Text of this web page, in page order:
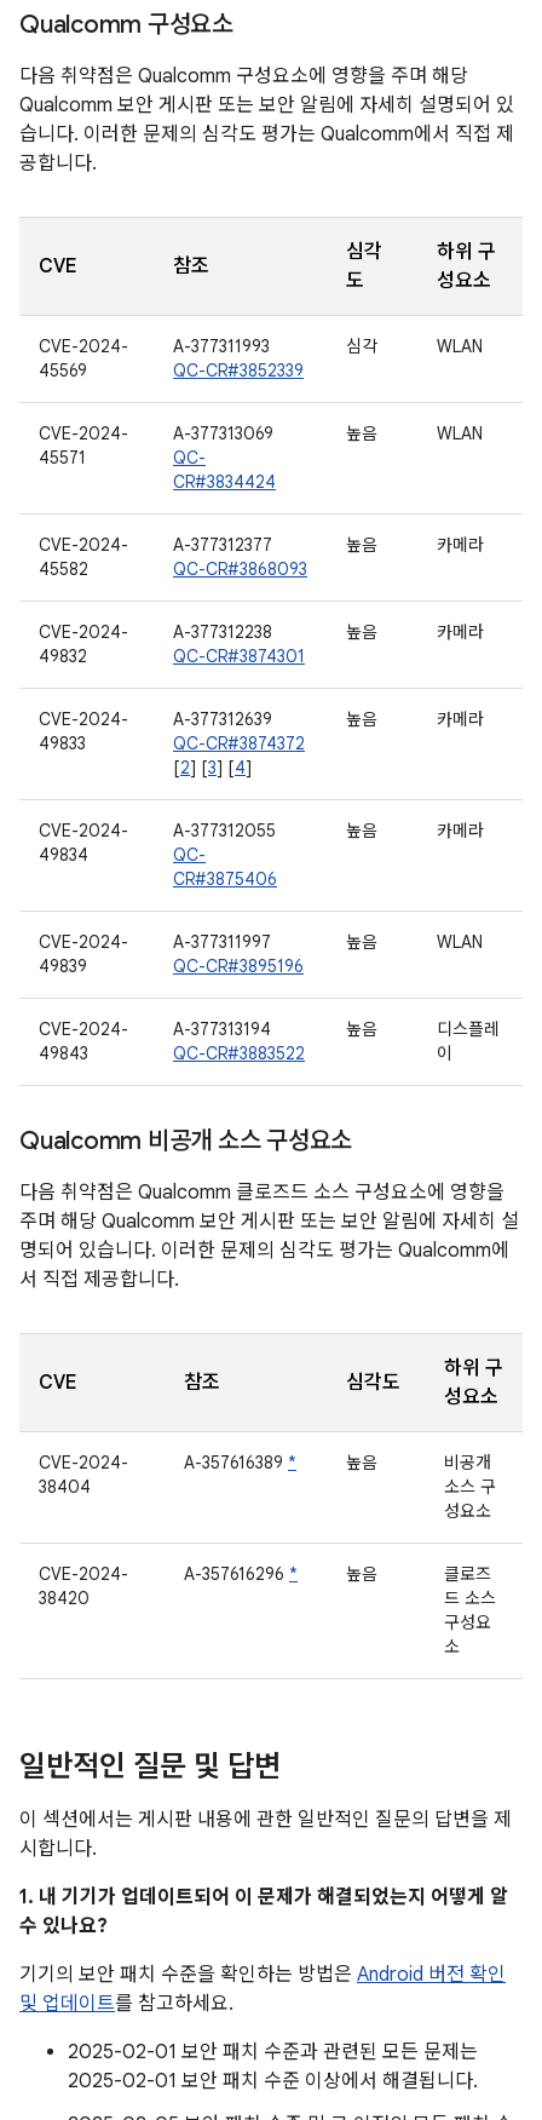
Qualcomm 구성요소
다음 취약점은 Qualcomm 구성요소에 영향을 주며 해당
Qualcomm 보안 게시판 또는 보안 알림에 자세히 설명되어 있
습니다. 이러한 문제의 심각도 평가는 Qualcomm에서 직접 제
공합니다.
CVE 참조
심각
도
하위 구
성요소
CVE-2024-
45569
A-377311993
QC-CR#3852339
심각 WLAN
CVE-2024-
45571
A-377313069
QC-
CR#3834424
높음 WLAN
CVE-2024-
45582
A-377312377
QC-CR#3868093
높음 카메라
CVE-2024-
49832
A-377312238
QC-CR#3874301
높음 카메라
CVE-2024-
49833
A-377312639
QC-CR#3874372
[2] [3] [4]
높음 카메라
CVE-2024-
49834
A-377312055
QC-
CR#3875406
높음 카메라
CVE-2024-
49839
A-377311997
QC-CR#3895196
높음 WLAN
CVE-2024-
49843
A-377313194
QC-CR#3883522
높음
디스플레
이
Qualcomm 비공개 소스 구성요소
다음 취약점은 Qualcomm 클로즈드 소스 구성요소에 영향을
주며 해당 Qualcomm 보안 게시판 또는 보안 알림에 자세히 설
명되어 있습니다. 이러한 문제의 심각도 평가는 Qualcomm에
서 직접 제공합니다.
CVE 참조 심각도
하위 구
성요소
CVE-2024-
38404
A-357616389 * 높음
비공개
소스 구
성요소
CVE-2024-
38420
A-357616296 * 높음
클로즈
드 소스
구성요
소
일반적인 질문 및 답변
이 섹션에서는 게시판 내용에 관한 일반적인 질문의 답변을 제
시합니다.
1. 내 기기가 업데이트되어 이 문제가 해결되었는지 어떻게 알
수 있나요?
기기의 보안 패치 수준을 확인하는 방법은 Android 버전 확인
및 업데이트를 참고하세요.
2025-02-01 보안 패치 수준과 관련된 모든 문제는
2025-02-01 보안 패치 수준 이상에서 해결됩니다.